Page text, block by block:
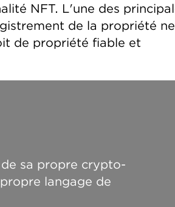
NFT. L'une des
de la propriété ne
de propriété fiable et
sa propre crypto-
langage de